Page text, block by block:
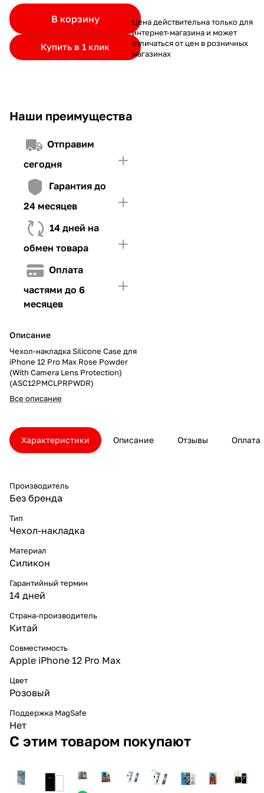
В корзину
Купить в 1 клик
Наши преимущества
Отправим
сегодня
Гарантия до
24 месяцев
14 дней на
обмен товара
Оплата
частями до 6
месяцев
Описание
Чехол-накладка Silicone Case для
iPhone 12 Pro Max Rose Powder
(With Camera Lens Protection)
(ASC12PMCLPRPWDR)
Все описание
и Первого взноса (в случае необходимости)
Если лимит ниже стоимости товара, недостающую
сумму нужно внести Первым взносом
4. Иметь достаточно средств для внесения первой части платежа
и Первого взноса (в случае необходимости)
Цена действительна только для
интернет-магазина и может
отличаться от цен в розничных
магазинах
Характеристики Описание Отзывы Оплата
Производитель
Без бренда
Тип
Чехол-накладка
Материал
Силикон
Гарантийный термин
14 дней
Страна-производитель
Китай
Совместимость
Apple iPhone 12 Pro Max
Цвет
Розовый
Поддержка MagSafe
Нет
С этим товаром покупают